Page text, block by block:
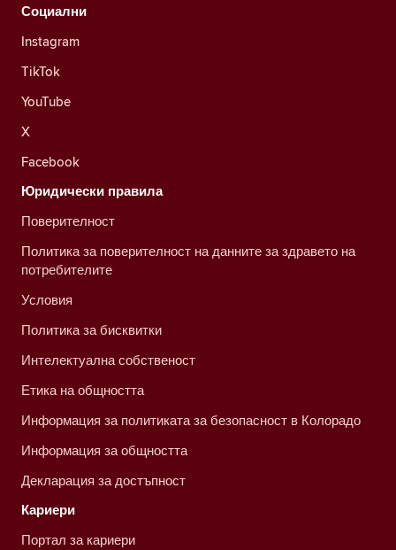
Социални
Instagram
TikTok
YouTube
X
Facebook
Юридически правила
Поверителност
Политика за поверителност на данните за здравето на
потребителите
Условия
Политика за бисквитки
Интелектуална собственост
Етика на общността
Информация за политиката за безопасност в Колорадо
Информация за общността
Декларация за достъпност
Кариери
Портал за кариери